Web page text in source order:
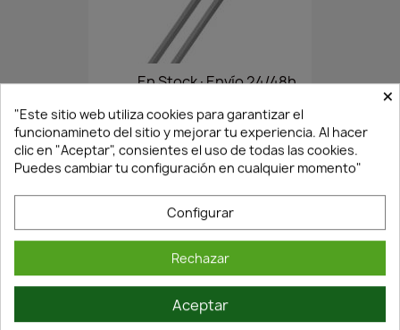
En Stock·Envío 24/48h
JUEGO VARILLAS...
5,60 €3,92 €
×
"Este sitio web utiliza cookies para garantizar el
funcionamineto del sitio y mejorar tu experiencia. Al hacer
clic en "Aceptar", consientes el uso de todas las cookies.
Puedes cambiar tu configuración en cualquier momento"
Configurar
Rechazar
Aceptar